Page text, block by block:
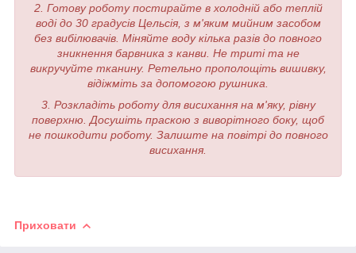
2. Готову роботу постирайте в холодній або теплій
воді до 30 градусів Цельсія, з м'яким мийним засобом
без вибілювачів. Міняйте воду кілька разів до повного
зникнення барвника з канви. Не триті та не
викручуйте тканину. Ретельно прополощіть вишивку,
відіжміть за допомогою рушника.
3. Розкладіть роботу для висихання на м'яку, рівну
поверхню. Досушіть праскою з виворітного боку, щоб
не пошкодити роботу. Залиште на повітрі до повного
висихання.
Приховати